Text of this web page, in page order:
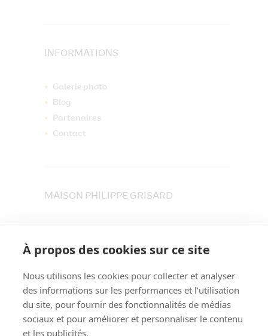
À propos des cookies sur ce site
Nous utilisons les cookies pour collecter et analyser
des informations sur les performances et l'utilisation
du site, pour fournir des fonctionnalités de médias
sociaux et pour améliorer et personnaliser le contenu
et les publicités.
INFORMATIONS
Galerie photo
Blog
Partenaires
Contact
MAISON PHILIPPE GRISARD
Tél. 04 79 84 30 91